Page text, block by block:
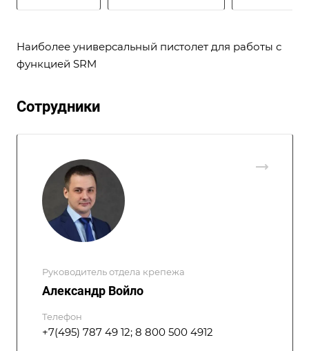
Наиболее универсальный пистолет для работы с
функцией SRM
Сотрудники
Руководитель отдела крепежа
Александр Войло
Телефон
+7(495) 787 49 12; 8 800 500 4912